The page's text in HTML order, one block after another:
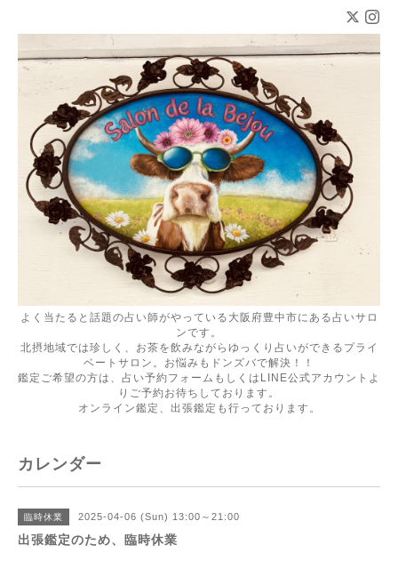
よく当たると話題の占い師がやっている大阪府豊中市にある占いサロ
ンです。
北摂地域では珍しく、お茶を飲みながらゆっくり占いができるプライ
ベートサロン。お悩みもドンズバで解決！！
鑑定ご希望の方は、占い予約フォームもしくはLINE公式アカウントよ
りご予約お待ちしております。
オンライン鑑定、出張鑑定も行っております。
カレンダー
臨時休業 2025-04-06 (Sun) 13:00～21:00
出張鑑定のため、臨時休業